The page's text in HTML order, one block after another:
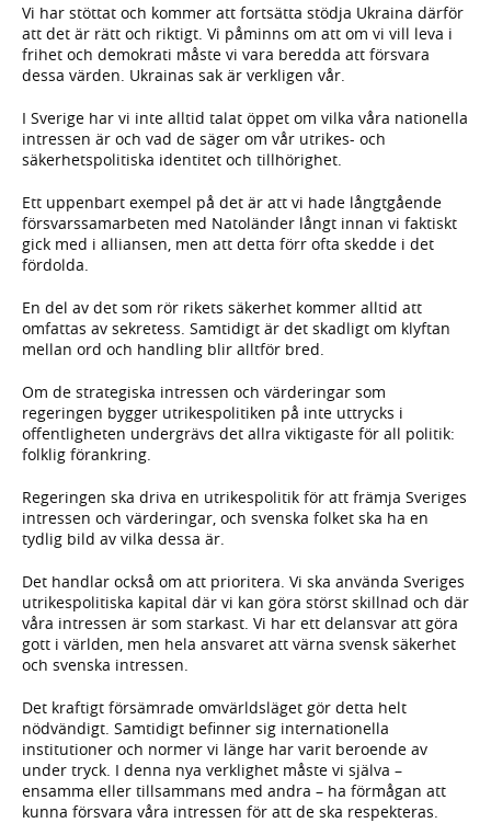
Vi har stöttat och kommer att fortsätta stödja Ukraina därför
att det är rätt och riktigt. Vi påminns om att om vi vill leva i
frihet och demokrati måste vi vara beredda att försvara
dessa värden. Ukrainas sak är verkligen vår.
I Sverige har vi inte alltid talat öppet om vilka våra nationella
intressen är och vad de säger om vår utrikes- och
säkerhetspolitiska identitet och tillhörighet.
Ett uppenbart exempel på det är att vi hade långtgående
försvarssamarbeten med Natoländer långt innan vi faktiskt
gick med i alliansen, men att detta förr ofta skedde i det
fördolda.
En del av det som rör rikets säkerhet kommer alltid att
omfattas av sekretess. Samtidigt är det skadligt om klyftan
mellan ord och handling blir alltför bred.
Om de strategiska intressen och värderingar som
regeringen bygger utrikespolitiken på inte uttrycks i
offentligheten undergrävs det allra viktigaste för all politik:
folklig förankring.
Regeringen ska driva en utrikespolitik för att främja Sveriges
intressen och värderingar, och svenska folket ska ha en
tydlig bild av vilka dessa är.
Det handlar också om att prioritera. Vi ska använda Sveriges
utrikespolitiska kapital där vi kan göra störst skillnad och där
våra intressen är som starkast. Vi har ett delansvar att göra
gott i världen, men hela ansvaret att värna svensk säkerhet
och svenska intressen.
Det kraftigt försämrade omvärldsläget gör detta helt
nödvändigt. Samtidigt befinner sig internationella
institutioner och normer vi länge har varit beroende av
under tryck. I denna nya verklighet måste vi själva –
ensamma eller tillsammans med andra – ha förmågan att
kunna försvara våra intressen för att de ska respekteras.